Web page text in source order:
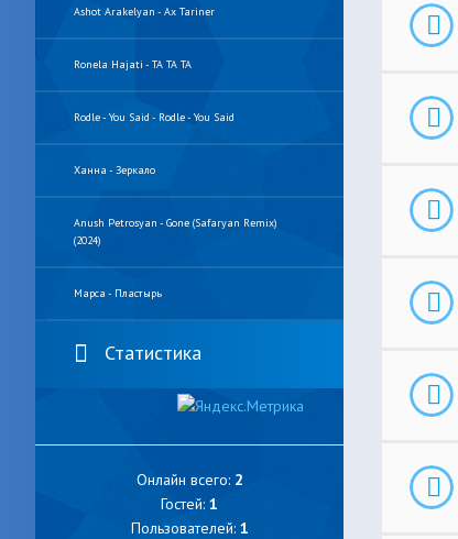
Ashot Arakelyan - Ax Tariner
Ronela Hajati - TA TA TA
Rodle - You Said - Rodle - You Said
Ханна - Зеркало
Anush Petrosyan - Gone (Safaryan Remix)
(2024)
Марса - Пластырь
Статистика
Онлайн всего: 2
Гостей: 1
Пользователей: 1